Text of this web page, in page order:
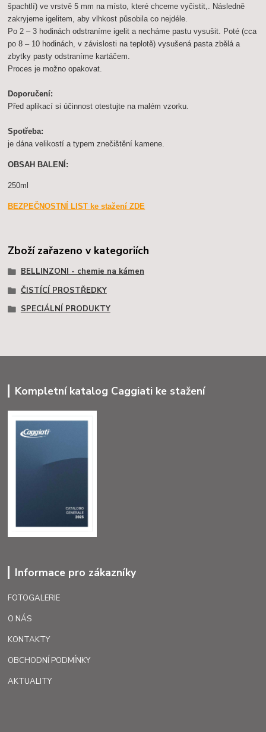
špachtlí) ve vrstvě 5 mm na místo, které chceme vyčistit,. Následně
zakryjeme igelitem, aby vlhkost působila co nejdéle.
Po 2 – 3 hodinách odstraníme igelit a necháme pastu vysušit. Poté (cca
po 8 – 10 hodinách, v závislosti na teplotě) vysušená pasta zbělá a
zbytky pasty odstraníme kartáčem.
Proces je možno opakovat.
Doporučení:
Před aplikací si účinnost otestujte na malém vzorku.
Spotřeba:
je dána velikostí a typem znečištění kamene.
OBSAH BALENÍ:
250ml
BEZPEČNOSTNÍ LIST ke stažení ZDE
Zboží zařazeno v kategoriích
BELLINZONI - chemie na kámen
ČISTÍCÍ PROSTŘEDKY
SPECIÁLNÍ PRODUKTY
Kompletní katalog Caggiati ke stažení
Informace pro zákazníky
FOTOGALERIE
O NÁS
KONTAKTY
OBCHODNÍ PODMÍNKY
AKTUALITY